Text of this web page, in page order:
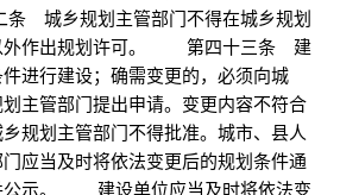
城乡规划主管部门不得在城乡规划
外作出规划许可。 第四十三条 建
进行建设；确需变更的，必须向城
主管部门提出申请。变更内容不符合
规划主管部门不得批准。城市、县人
应当及时将依法变更后的规划条件通
公示。 建设单位应当及时将依法变